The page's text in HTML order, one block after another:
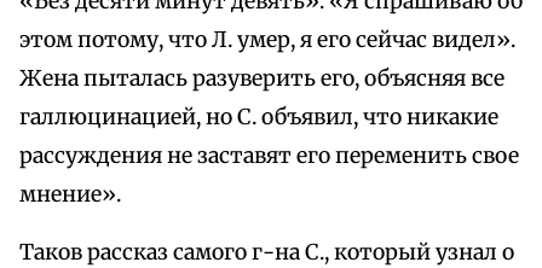
этом потому, что Л. умер, я его сейчас видел».
Жена пыталась разуверить его, объясняя все
галлюцинацией, но С. объявил, что никакие
рассуждения не заставят его переменить свое
мнение».
Таков рассказ самого г-на С., который узнал о